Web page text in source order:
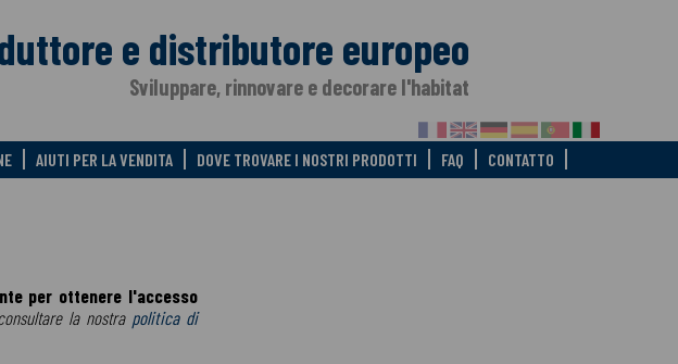
e distributore europeo
Sviluppare, rinnovare e decorare l'habitat
AIUTI PER LA VENDITA DOVE TROVARE I NOSTRI PRODOTTI FAQ CONTATTO
per ottenere l'accesso
la nostra politica di